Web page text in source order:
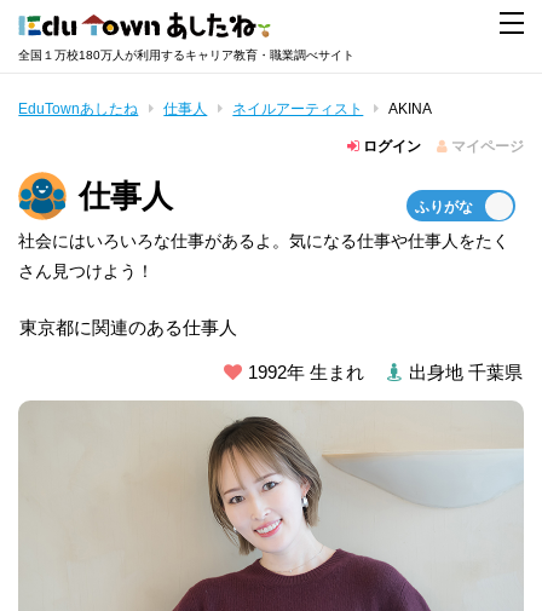
全国１万校180万人が利用するキャリア教育・職業調べサイト
EduTownあしたね 仕事人 ネイルアーティスト AKINA
ログイン マイページ
仕事人
社会にはいろいろな仕事があるよ。気になる仕事や仕事人をたく
さん見つけよう！
東京都に関連のある仕事人
1992年 生まれ 出身地 千葉県